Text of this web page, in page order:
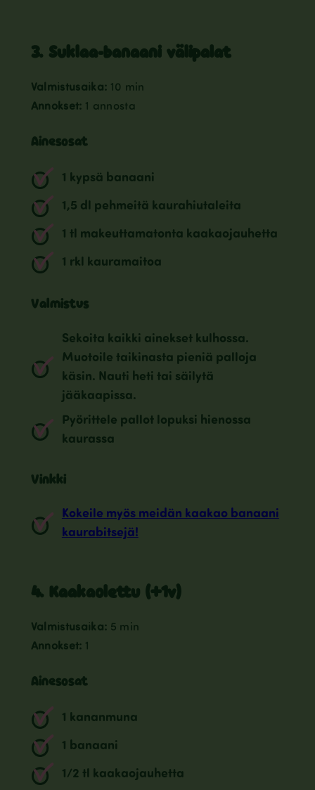
3. Suklaa-banaani välipalat
Valmistusaika: 10 min
Annokset: 1 annosta
Ainesosat
1 kypsä banaani
1,5 dl pehmeitä kaurahiutaleita
1 tl makeuttamatonta kaakaojauhetta
1 rkl kauramaitoa
Valmistus
Sekoita kaikki ainekset kulhossa.
Muotoile taikinasta pieniä palloja
käsin. Nauti heti tai säilytä
jääkaapissa.
Pyörittele pallot lopuksi hienossa
kaurassa
Vinkki
Kokeile myös meidän kaakao banaani
kaurabitsejä!
4. Kaakaolettu (+1v)
Valmistusaika: 5 min
Annokset: 1
Ainesosat
1 kananmuna
1 banaani
1/2 tl kaakaojauhetta